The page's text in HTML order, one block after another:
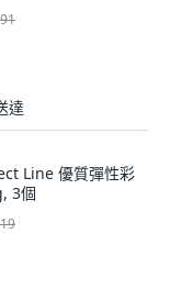
達
Line 優質彈性彩
3個